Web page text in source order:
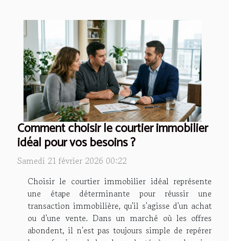
Comment choisir le courtier immobilier
idéal pour vos besoins ?
Samedi 21 février 2026 00:22
Choisir le courtier immobilier idéal représente
une étape déterminante pour réussir une
transaction immobilière, qu'il s'agisse d'un achat
ou d'une vente. Dans un marché où les offres
abondent, il n'est pas toujours simple de repérer